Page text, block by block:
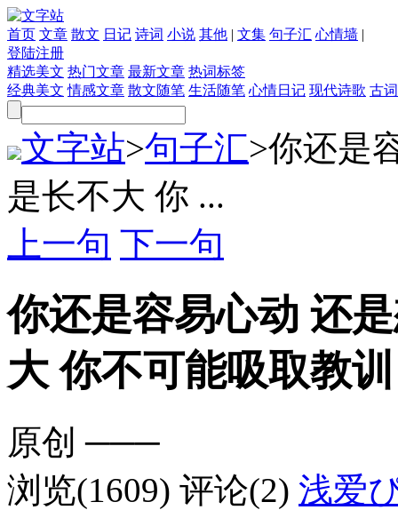
首页 文章 散文 日记 诗词 小说 其他 | 文集 句子汇 心情墙 |
登陆注册
精选美文 热门文章 最新文章 热词标签
经典美文 情感文章 散文随笔 生活随笔 心情日记 现代诗歌 古
文字站>句子汇>你还是
是长不大 你 ...
上一句 下一句
你还是容易心动 还
大 你不可能吸取教
原创 ───
浏览(1609) 评论(2) 浅爱